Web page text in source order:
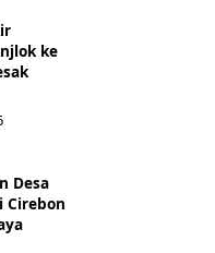
ke
Desa
Cirebon